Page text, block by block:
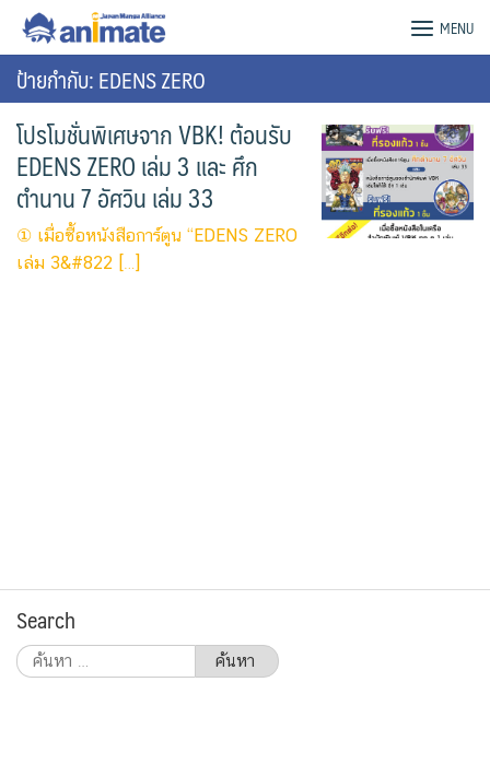
Skip
content
animate Bangkok – Official Website MENU
ป้ายกำกับ: EDENS ZERO
โปรโมชั่นพิเศษจาก VBK! ต้อนรับ
EDENS ZERO เล่ม 3 และ ศึก
ตำนาน 7 อัศวิน เล่ม 33
① เมื่อซื้อหนังสือการ์ตูน “EDENS ZERO
เล่ม 3&#822 […]
Search
ค้นหา